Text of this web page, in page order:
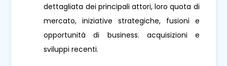
dettagliata dei principali attori, loro quota di
mercato, iniziative strategiche, fusioni e
opportunità di business. acquisizioni e
sviluppi recenti.